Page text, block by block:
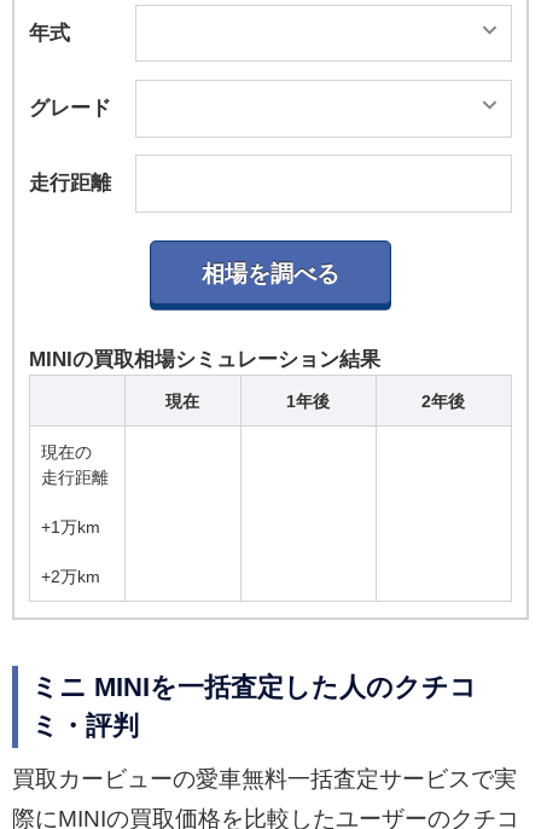
年式
グレード
走行距離
MINIの買取相場シミュレーション結果
現在 1年後 2年後
現在の
走行距離
+1万km
+2万km
ミニ MINIを一括査定した人のクチコ
ミ・評判
買取カービューの愛車無料一括査定サービスで実
際にMINIの買取価格を比較したユーザーのクチコ